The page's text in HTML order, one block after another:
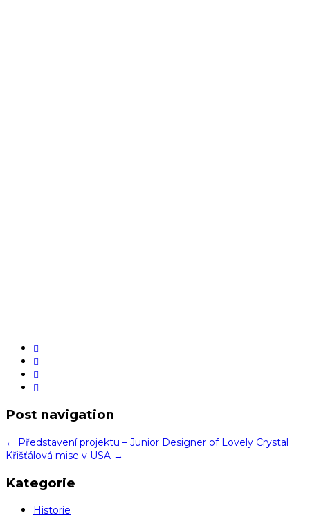
Post navigation
← Představení projektu – Junior Designer of Lovely Crystal
Křišťálová mise v USA →
Kategorie
Historie